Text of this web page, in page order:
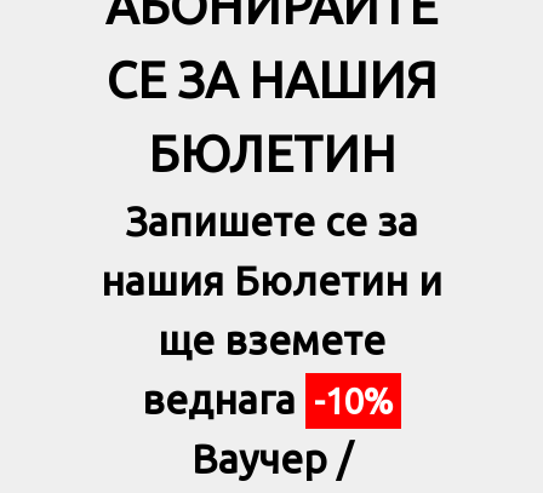
СЕ ЗА НАШИЯ
БЮЛЕТИН
Запишете се за
нашия Бюлетин и
ще вземете
веднага -10%
Ваучер /